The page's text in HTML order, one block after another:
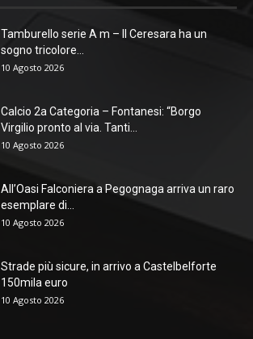
Tamburello serie A m – Il Ceresara ha un
sogno tricolore...
10 Agosto 2026
Calcio 2a Categoria – Fontanesi: “Borgo
Virgilio pronto al via. Tanti...
10 Agosto 2026
All’Oasi Falconiera a Pegognaga arriva un raro
esemplare di...
10 Agosto 2026
Strade più sicure, in arrivo a Castelbelforte
150mila euro
10 Agosto 2026